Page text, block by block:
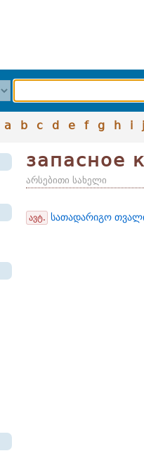
a b c d e f g h i j
запасное
არსებითი სახელი
ავტ. სათადარიგო